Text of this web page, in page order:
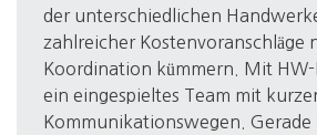
der unterschiedlichen
zahlreicher Kostenvoranschläge
Koordination kümmern. Mit
ein eingespieltes Team mit
Kommunikationswegen. Gerade